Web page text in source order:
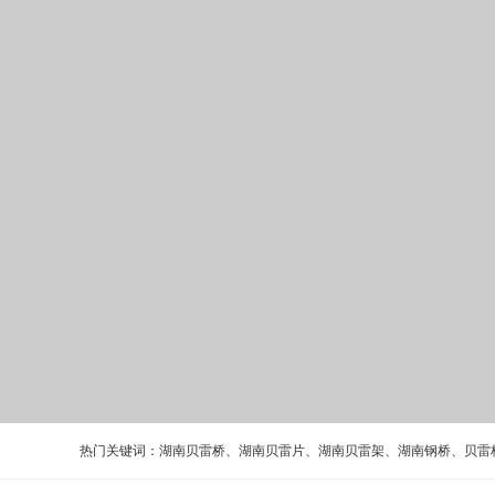
热门关键词： 湖南贝雷桥、 湖南贝雷片、 湖南贝雷架、 湖南钢桥、 贝雷